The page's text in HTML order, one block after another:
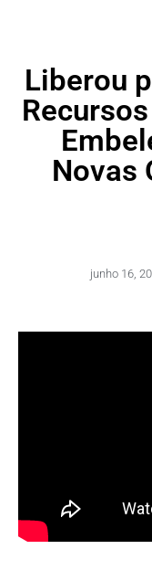
Liberou
Novas
junho 16,